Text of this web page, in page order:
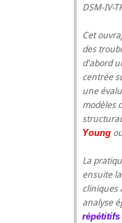
DSM-IV-
Cet
des
d'abord
centrée
une
modèles
Young
La
ensuite
cliniques
analyse
répétitifs